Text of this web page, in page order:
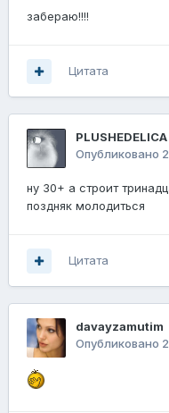
забераю!!!!
Цитата
PLUSHEDELICA
Опубликовано
ну 30+ а строит
поздняк молодиться
Цитата
davayzamutim
Опубликовано